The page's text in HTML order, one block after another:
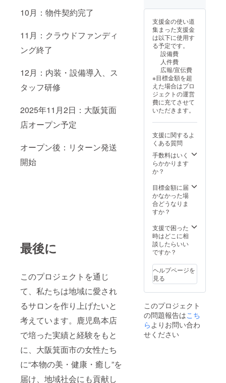
10月：物件契約完了
11月：クラウドファンディ
ング終了
12月：内装・設備導入、ス
タッフ研修
2025年11月2日：大阪箕面
店オープン予定
オープン後：リターン発送
開始
最後に
このプロジェクトを通じ
て、私たちは地域に愛され
るサロンを作り上げたいと
考えています。鹿児島本店
で培った実績と経験をもと
に、大阪箕面市の女性たち
に“本物の美・健康・癒し”を
届け、地域社会にも貢献し
がござ
います
ことを
あらか
じめご
了承く
ださ
い。 ま
た、本
リター
ンに健
康保険
は適用
されま
せん。
リター
ンは、
美容・
リラク
ゼー
ション
を目的
とした
施術で
あり、
法令に
基づく
医療行
為・診
療行為
には該
当いた
しませ
ん。 効
果には
います
ことを
あらか
ださ
い。 ま
た、本
リター
康保険
は適用
されま
せん。
施術時
にご利
用いた
だけま
す。予
約時に
「クラ
ウド
ファン
ディン
グリ
ターン
利用」
とお伝
えくだ
有効期
限：
2025年
12月末
ンは、
美容・
リラク
を目的
とした
施術で
あり、
基づく
医療行
為・診
療行為
当いた
しませ
ん。 効
果には
個人差
ン予定
住所は
確定次
第ご案
内しま
す） ご
利用方
法：チ
ケット
は当サ
ロン各
店舗
（出水
本店・
店・箕
面店予
定）で
施術時
にご利
だけま
す。予
約時に
「クラ
ファン
ディン
グリ
ターン
とお伝
えくだ
さい。 •
有効期
2025年
12月末
まで
【掲載
期間】
辺（詳
はご購
入者様
へご案
内しま
す）
•【阿倍
野店】
大阪市
阿倍野
区 JR天
王寺駅
近辺
（詳細
ご購入
者様へ
ご案内
しま
す）
店】
2025年
11月2日
オープ
（詳細
住所は
確定次
第ご案
す） ご
利用方
法：チ
ケット
ロン各
店舗
（出水
本店・
阿倍野
支援金の使い道
集まった支援金
は以下に使用す
る予定です。
設備費
人件費
広報/宣伝費
※目標金額を超
えた場合はプロ
ジェクトの運営
費に充てさせて
いただきます。
支援に関するよ
くある質問
手数料はいく
らかかります
か？
目標金額に届
かなかった場
合どうなりま
すか？
支援で困った
時はどこに相
談したらいい
ですか？
ヘルプページを
見る
このプロジェクト
の問題報告はこち
ら よりお問い合わ
せください